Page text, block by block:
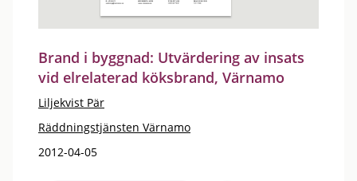
Brand i byggnad: Utvärdering av insats
vid elrelaterad köksbrand, Värnamo
Liljekvist Pär
Räddningstjänsten Värnamo
2012-04-05